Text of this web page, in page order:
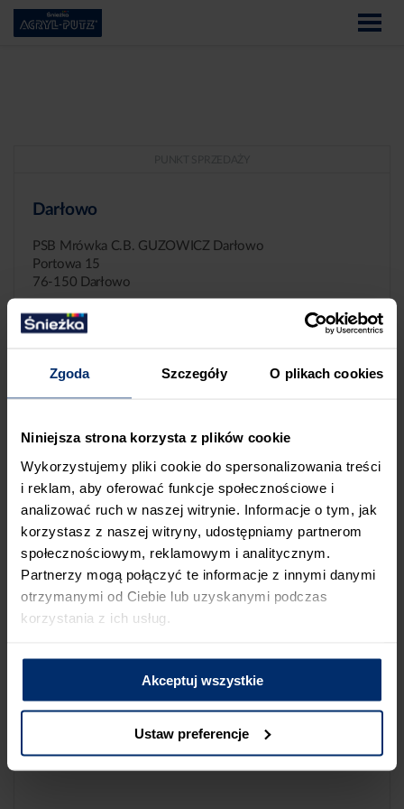
Zgoda Szczegóły O plikach cookies
Niniejsza strona korzysta z plików cookie
Wykorzystujemy pliki cookie do spersonalizowania treści
i reklam, aby oferować funkcje społecznościowe i
analizować ruch w naszej witrynie. Informacje o tym, jak
korzystasz z naszej witryny, udostępniamy partnerom
społecznościowym, reklamowym i analitycznym.
Partnerzy mogą połączyć te informacje z innymi danymi
otrzymanymi od Ciebie lub uzyskanymi podczas
korzystania z ich usług.
Akceptuj wszystkie
Ustaw preferencje
Darłowo
PSB Mrówka C.B. GUZOWICZ Darłowo
Portowa 15
76-150 Darłowo
Jeśli uważasz, że ten sklep nie powinien znaleźć się na liście
sklepów współpracujących z firmą Śnieżka lub zauważyłeś, że
dane które posiadamy są niepoprawne albo nieaktualne,
możesz zgłosić nam ten fakt przez poniższy formularz:
Powód zgłoszenia
Opis zgłoszenia